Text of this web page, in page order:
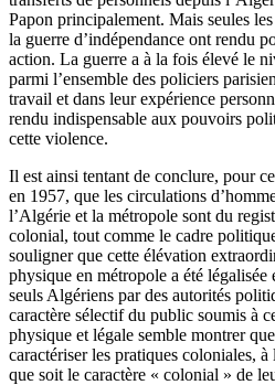
Papon principalement. Mais seules
la guerre d’indépendance ont rendu
action. La guerre a à la fois élevé le
parmi l’ensemble des policiers
travail et dans leur expérience
rendu indispensable aux pouvoirs
cette violence.
Il est ainsi tentant de conclure, pour
en 1957, que les circulations
l’Algérie et la métropole sont du
colonial, tout comme le cadre
souligner que cette élévation
physique en métropole a été légalisée
seuls Algériens par des autorités
caractère sélectif du public soumis à
physique et légale semble montrer
caractériser les pratiques coloniales,
que soit le caractère « colonial » de